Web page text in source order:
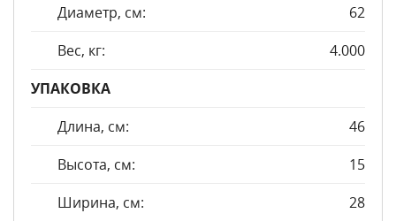
Диаметр, см:
62
Вес, кг:
4.000
УПАКОВКА
Длина, см:
46
Высота, см:
15
Ширина, см:
28